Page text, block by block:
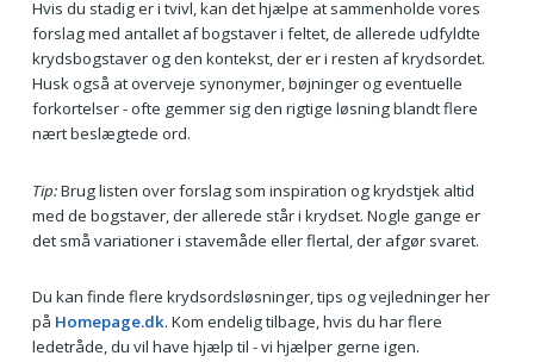
Hvis du stadig er i tvivl, kan det hjælpe at sammenholde vores
forslag med antallet af bogstaver i feltet, de allerede udfyldte
krydsbogstaver og den kontekst, der er i resten af krydsordet.
Husk også at overveje synonymer, bøjninger og eventuelle
forkortelser - ofte gemmer sig den rigtige løsning blandt flere
nært beslægtede ord.
Tip:Brug listen over forslag som inspiration og krydstjek altid
med de bogstaver, der allerede står i krydset. Nogle gange er
det små variationer i stavemåde eller flertal, der afgør svaret.
Du kan finde flere krydsordsløsninger, tips og vejledninger her
på Homepage.dk. Kom endelig tilbage, hvis du har flere
ledetråde, du vil have hjælp til - vi hjælper gerne igen.